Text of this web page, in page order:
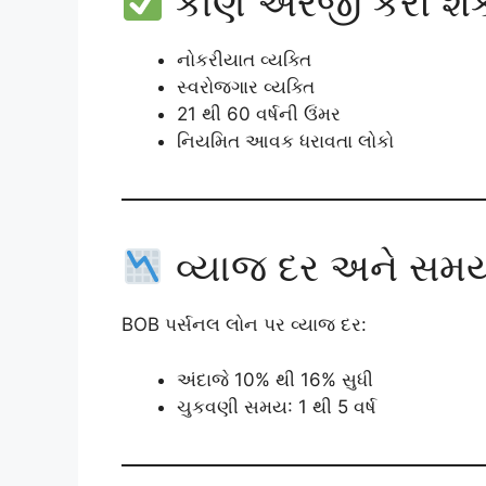
નોકરીયાત વ્યક્તિ
સ્વરોજગાર વ્યક્તિ
21 થી 60 વર્ષની ઉંમર
નિયમિત આવક ધરાવતા લોકો
વ્યાજ દર અને
BOB પર્સનલ લોન પર વ્યાજ દર:
અંદાજે 10% થી 16% સુધી
ચુકવણી સમય: 1 થી 5 વર્ષ